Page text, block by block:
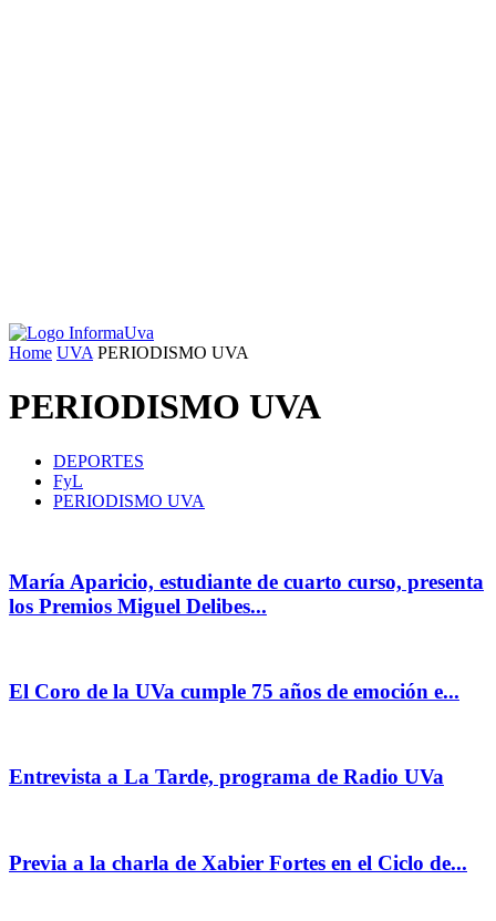
Home UVA PERIODISMO UVA
PERIODISMO UVA
DEPORTES
FyL
PERIODISMO UVA
María Aparicio, estudiante de cuarto curso, presenta
los Premios Miguel Delibes...
El Coro de la UVa cumple 75 años de emoción e...
Entrevista a La Tarde, programa de Radio UVa
Previa a la charla de Xabier Fortes en el Ciclo de...